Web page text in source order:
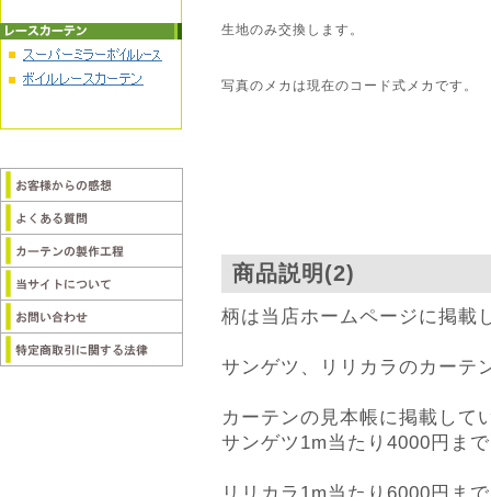
生地のみ交換します。
写真のメカは現在のコード式メカです。
商品説明(2)
柄は当店ホームページに掲載
サンゲツ、リリカラのカーテ
カーテンの見本帳に掲載して
サンゲツ1m当たり4000円ま